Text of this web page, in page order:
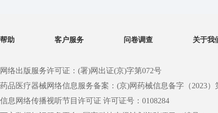
帮助 客户服务 问卷调查 关于我
网络出版服务许可证：(署)网出证(京)字第072号
药品医疗器械网络信息服务备案：(京)网药械信息备字（2023）
信息网络传播视听节目许可证 许可证号：0108284